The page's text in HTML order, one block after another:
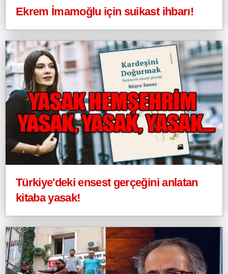
Ekrem İmamoğlu için suikast ihbarı!
Türkiye'deki ensest gerçeğini anlatan
kitaba yasak!